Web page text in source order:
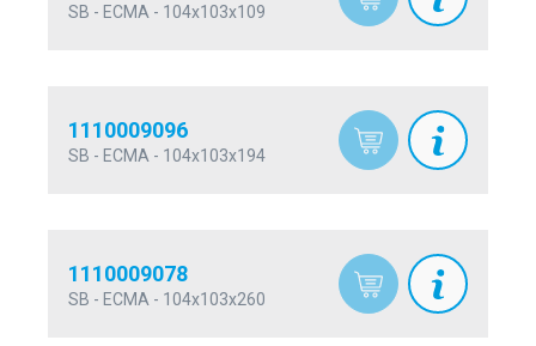
SB - ECMA - 104x103x109
1110009096
SB - ECMA - 104x103x194
1110009078
SB - ECMA - 104x103x260